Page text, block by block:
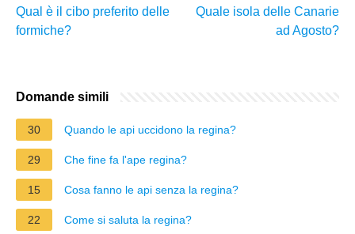
Qual è il cibo preferito delle
formiche?
Quale isola delle Canarie
ad Agosto?
Domande simili
30 Quando le api uccidono la regina?
29 Che fine fa l'ape regina?
15 Cosa fanno le api senza la regina?
22 Come si saluta la regina?